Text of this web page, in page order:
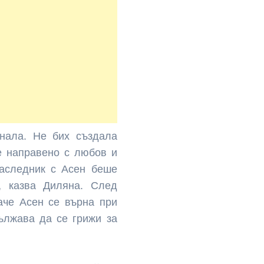
Не бих създала
направено с любов и
с Асен беше
казва Диляна. След
Асен се върна при
да се грижи за